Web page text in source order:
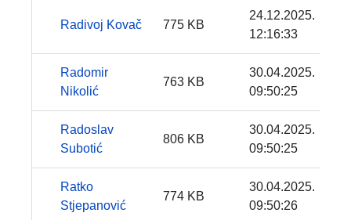
Radivoj Kovač 775 KB
24.12.2025.
12:16:33
Radomir
Nikolić
763 KB
30.04.2025.
09:50:25
Radoslav
Subotić
806 KB
30.04.2025.
09:50:25
Ratko
Stjepanović
774 KB
30.04.2025.
09:50:26